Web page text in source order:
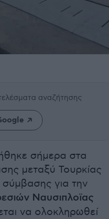
αναζήτησης
σήμερα στα
μεταξύ Τουρκίας
για την
Ναυσιπλοϊας
να ολοκληρωθεί